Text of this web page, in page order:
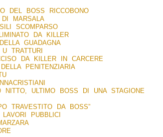
DEL BOSS RICCOBONO
DI MARSALA
SCOMPARSO
DA KILLER
GUADAGNA
TRATTURI
DA KILLER IN CARCERE
PENITENZIARIA
NITTO, ULTIMO BOSS DI UNA STAGIONE
TRAVESTITO DA BOSS”
LAVORI PUBBLICI